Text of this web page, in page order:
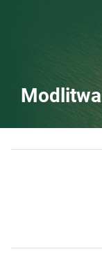
Modlitwa